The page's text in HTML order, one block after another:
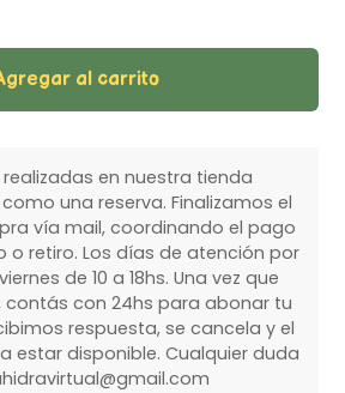
al carrito
en nuestra tienda
una reserva. Finalizamos el
vía mail, coordinando el pago
o retiro. Los días de atención por
de 10 a 18hs. Una vez que
con 24hs para abonar tu
respuesta, se cancela y el
estar disponible. Cualquier duda